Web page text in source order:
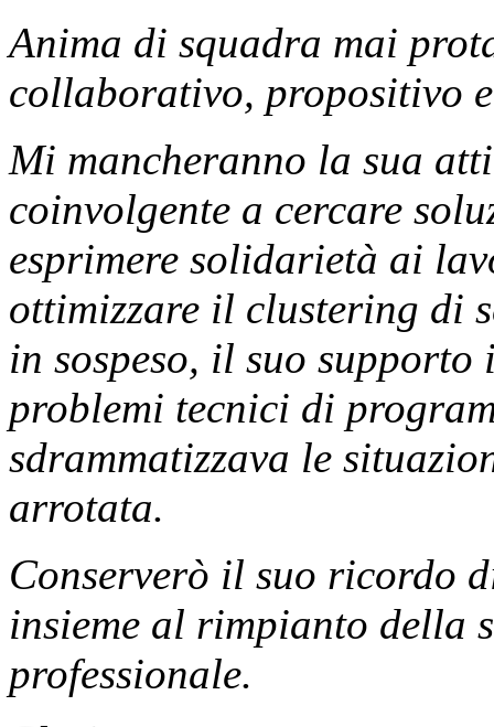
Anima di squadra mai
collaborativo, propositivo
Mi mancheranno la sua
coinvolgente a cercare
esprimere solidarietà ai
ottimizzare il clustering di
in sospeso, il suo
problemi tecnici di
sdrammatizzava le
arrotata.
Conserverò il suo ricordo
insieme al rimpianto della
professionale.